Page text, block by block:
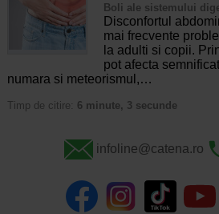
Boli ale sistemului
Disconfortul
mai frecvente
la adulti si copii.
pot afecta
numara si meteorismul,…
Timp de citire: 6 minute, 3 secunde
infoline@catena.ro